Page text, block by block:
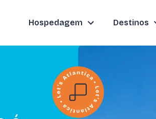
Hospedagem Destinos